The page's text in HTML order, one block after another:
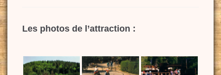
Les photos de l’attraction :